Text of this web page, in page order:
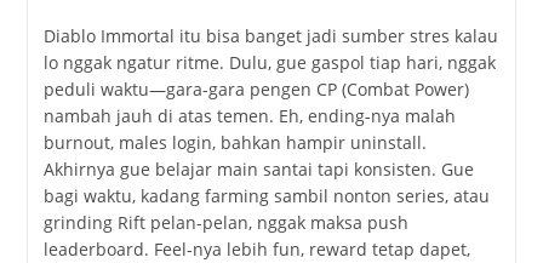
Diablo Immortal itu bisa banget jadi sumber stres kalau
lo nggak ngatur ritme. Dulu, gue gaspol tiap hari, nggak
peduli waktu—gara-gara pengen CP (Combat Power)
nambah jauh di atas temen. Eh, ending-nya malah
burnout, males login, bahkan hampir uninstall.
Akhirnya gue belajar main santai tapi konsisten. Gue
bagi waktu, kadang farming sambil nonton series, atau
grinding Rift pelan-pelan, nggak maksa push
leaderboard. Feel-nya lebih fun, reward tetap dapet,